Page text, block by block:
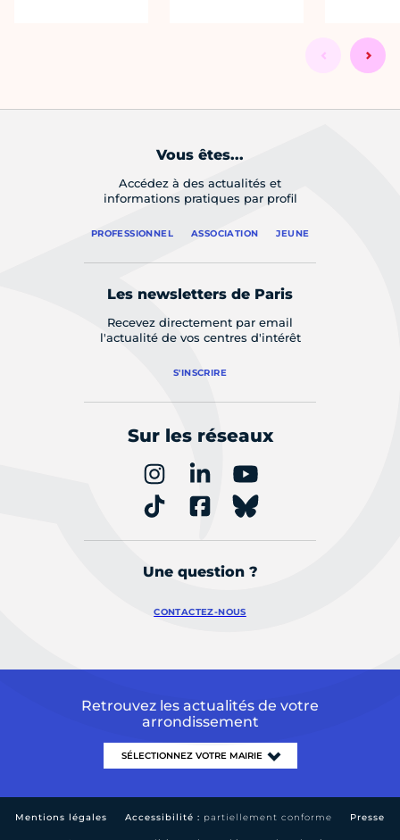
Vous êtes...
Accédez à des actualités et
informations pratiques par profil
PROFESSIONNEL ASSOCIATION JEUNE
Les newsletters de Paris
Recevez directement par email
l'actualité de vos centres d'intérêt
S'INSCRIRE
Sur les réseaux
Une question ?
CONTACTEZ-NOUS
Retrouvez les actualités de votre
arrondissement
Mentions légales Accessibilité : partiellement conforme Presse